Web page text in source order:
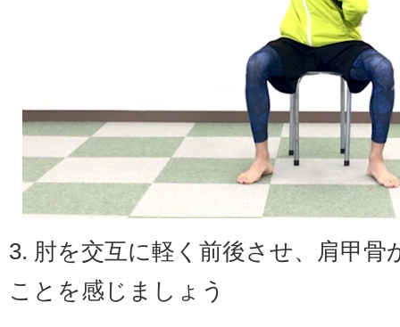
3. 肘を交互に軽く前後させ、肩甲骨
ことを感じましょう